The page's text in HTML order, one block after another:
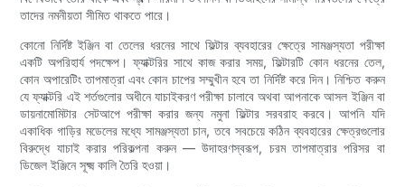
তাদের নমনীয়তা সীমিত থাকতে পারে।
কোনো নির্দিষ্ট ইঞ্জিন বা তেলের ধরনের সাথে ফিল্টার ব্যবহারের ক্ষেত্রে সামঞ্জস্যতা পরীক্ষা
একটি অপরিহার্য পদক্ষেপ। ফ্যাক্টরির সাথে কাজ করার সময়, ফিল্টারটি কোন ধরনের তেল,
কোন অপারেটিং তাপমাত্রা এবং কোন চাপের সম্মুখীন হবে তা নির্দিষ্ট করে দিন। নিশ্চিত করুন
যে ফ্যাক্টরি এই শর্তগুলোর অধীনে যাচাইকরণ পরীক্ষা চালাবে অথবা আপনাকে আসল ইঞ্জিন বা
ডায়নামোমিটার সেটআপে পরীক্ষা করার জন্য নমুনা ফিল্টার সরবরাহ করবে। আপনি যদি
একাধিক গাড়ির মডেলের মধ্যে সামঞ্জস্যতা চান, তবে সবচেয়ে কঠিন ব্যবহারের ক্ষেত্রগুলোর
বিরুদ্ধে যাচাই করার পরিকল্পনা করুন — উদাহরণস্বরূপ, চরম তাপমাত্রার পরিসর বা
ডিজেল ইঞ্জিনে সূক্ষ্ম কালি তৈরি হওয়া।